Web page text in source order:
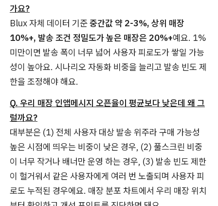
가요?
Blux 자체 데이터 기준중간값 약 2-3%, 상위 매장
10%+, 발송 조건 정밀도가 높은 매장은 20%+예요. 1%
미만이면 발송 폭이 너무 넓어 사용자 피로도가 쌓일 가능
성이 높아요. 시나리오 자동화 비중을 늘리고 발송 빈도 제
한을 조정해야 해요.
Q. 우리 매장 인앱메시지 오픈율이 평균보다 낮은데 왜 그
럴까요?
대부분은 (1) 전체 사용자 대상 발송 위주라 구매 가능성
높은 시점에 띄우는 비중이 낮은 경우, (2) 풀스크린 비중
이 너무 작거나 배너만 운영 하는 경우, (3) 발송 빈도 제한
이 헐거워서 같은 사용자에게 여러 번 노출되며 사용자 피
로도 누적된 경우에요. 매장 분포 차트에서 우리 매장 위치